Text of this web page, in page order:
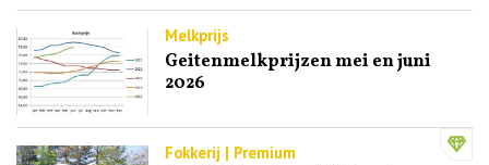
Melkprijs
Geitenmelkprijzen mei en juni
2026
Fokkerij | Premium